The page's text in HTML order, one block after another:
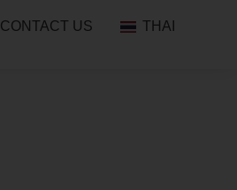
CONTACT US THAI